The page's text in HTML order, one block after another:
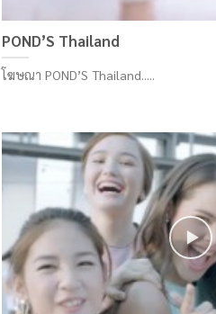
POND’S Thailand
โฆษณา POND’S Thailand.....